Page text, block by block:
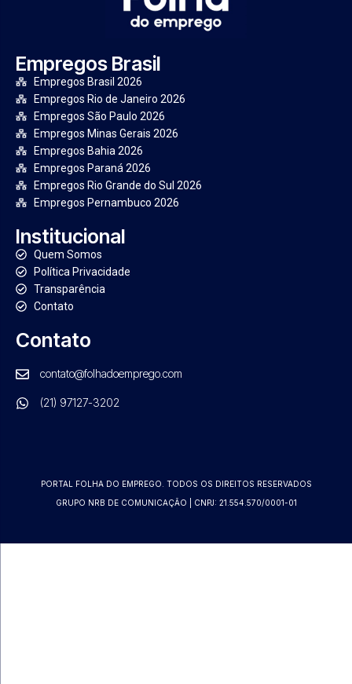
Empregos Brasil
Empregos Brasil 2026
Empregos Rio de Janeiro 2026
Empregos São Paulo 2026
Empregos Minas Gerais 2026
Empregos Bahia 2026
Empregos Paraná 2026
Empregos Rio Grande do Sul 2026
Empregos Pernambuco 2026
Institucional
Quem Somos
Política Privacidade
Transparência
Contato
Contato
contato@folhadoemprego.com
(21) 97127-3202
PORTAL FOLHA DO EMPREGO. TODOS OS DIREITOS RESERVADOS
GRUPO NRB DE COMUNICAÇÃO | CNPJ: 21.554.570/0001-01